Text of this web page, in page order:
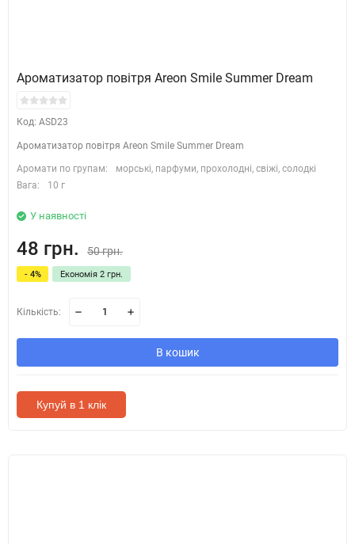
Ароматизатор повітря Areon Smile Summer Dream
Код: ASD23
Ароматизатор повітря Areon Smile Summer Dream
Аромати по групам:
морські, парфуми, прохолодні, свіжі, солодкі
Вага:
10 г
У наявності
48 грн. 50 грн.
- 4% Економія 2 грн.
Кількість:
В кошик
Купуй в 1 клік